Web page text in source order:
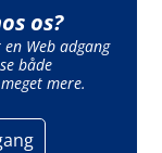
os?
Web adgang
både
mere.